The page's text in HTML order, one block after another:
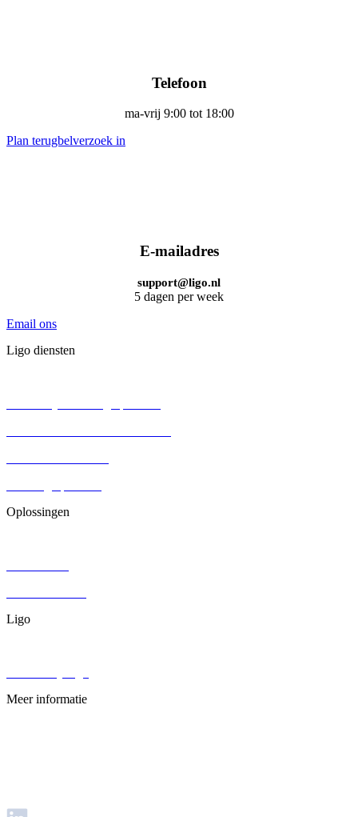
Telefoon
ma-vrij 9:00 tot 18:00
Plan terugbelverzoek in
E-mailadres
support@ligo.nl
5 dagen per week
Email ons
Ligo diensten
Oplossingen
Ligo
Meer informatie